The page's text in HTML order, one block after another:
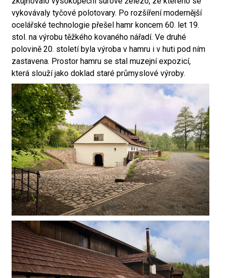
vykovávaly tyčové polotovary. Po rozšíření modernější
ocelářské technologie přešel hamr koncem 60. let 19.
stol. na výrobu těžkého kovaného nářadí. Ve druhé
polovině 20. století byla výroba v hamru i v huti pod ním
zastavena. Prostor hamru se stal muzejní expozicí,
která slouží jako doklad staré průmyslové výroby.